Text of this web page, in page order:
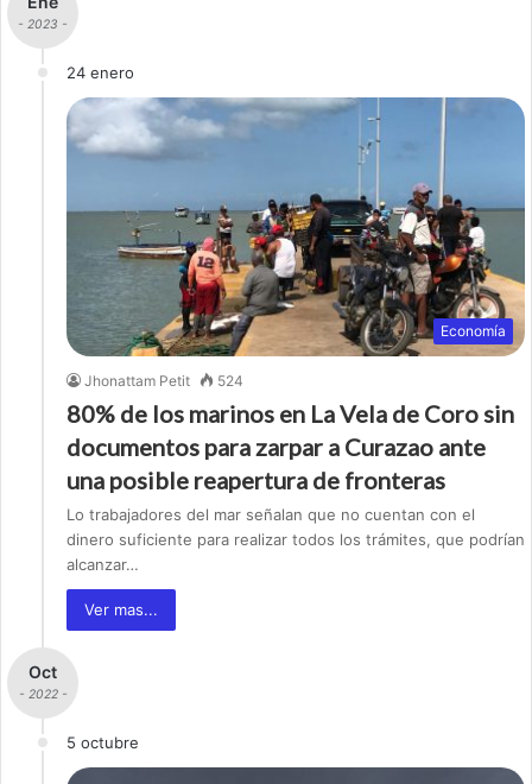
- 2023 -
24 enero
Economía
Jhonattam Petit 524
80% de los marinos en La Vela de Coro sin
documentos para zarpar a Curazao ante
una posible reapertura de fronteras
Lo trabajadores del mar señalan que no cuentan con el
dinero suficiente para realizar todos los trámites, que podrían
alcanzar…
Ver mas...
Oct
- 2022 -
5 octubre